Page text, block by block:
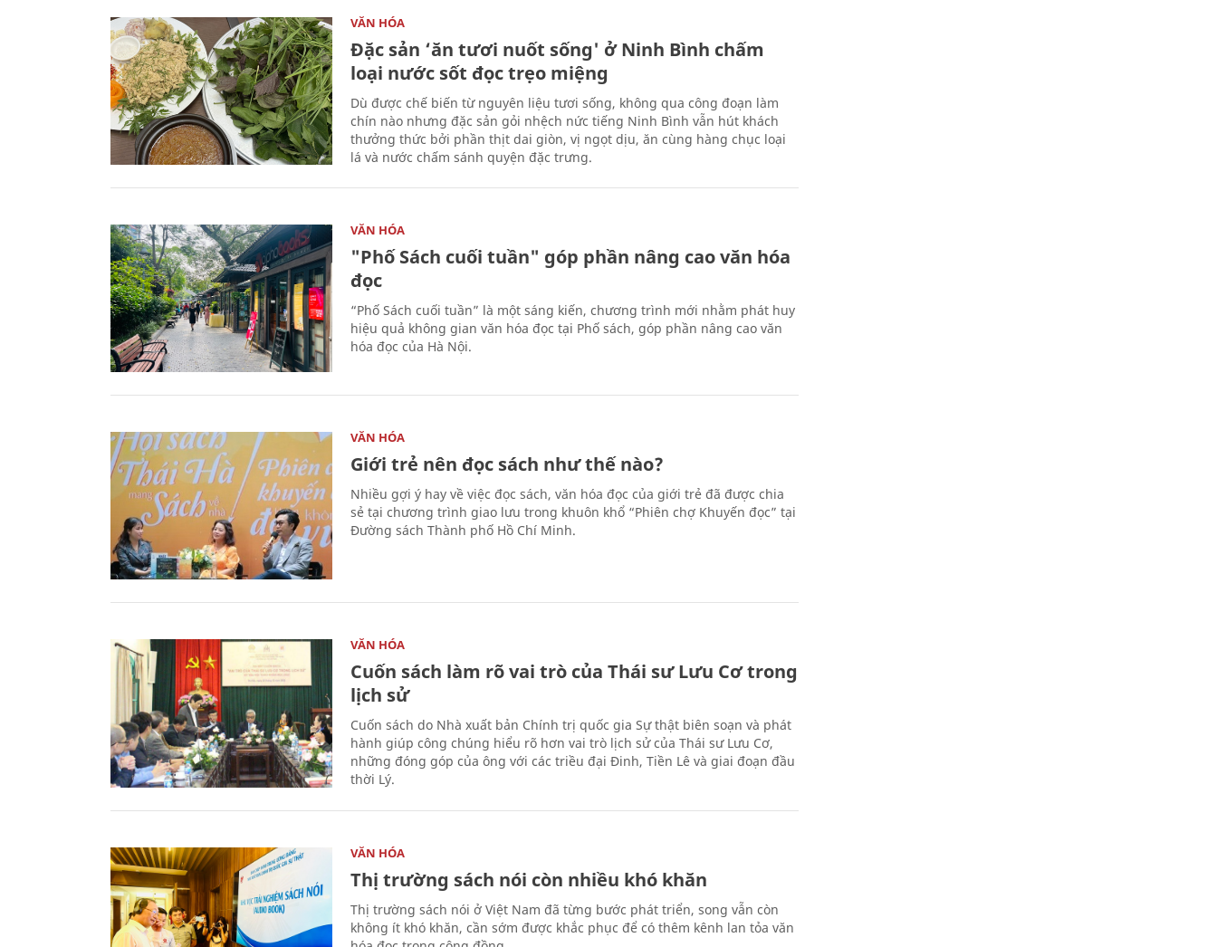
VĂN HÓA
Đặc sản ‘ăn tươi nuốt sống' ở Ninh Bình chấm
loại nước sốt đọc trẹo miệng
Dù được chế biến từ nguyên liệu tươi sống, không qua công đoạn làm
chín nào nhưng đặc sản gỏi nhệch nức tiếng Ninh Bình vẫn hút khách
thưởng thức bởi phần thịt dai giòn, vị ngọt dịu, ăn cùng hàng chục loại
lá và nước chấm sánh quyện đặc trưng.
VĂN HÓA
"Phố Sách cuối tuần" góp phần nâng cao văn hóa
đọc
“Phố Sách cuối tuần” là một sáng kiến, chương trình mới nhằm phát huy
hiệu quả không gian văn hóa đọc tại Phố sách, góp phần nâng cao văn
hóa đọc của Hà Nội.
VĂN HÓA
Giới trẻ nên đọc sách như thế nào?
Nhiều gợi ý hay về việc đọc sách, văn hóa đọc của giới trẻ đã được chia
sẻ tại chương trình giao lưu trong khuôn khổ “Phiên chợ Khuyến đọc” tại
Đường sách Thành phố Hồ Chí Minh.
VĂN HÓA
Cuốn sách làm rõ vai trò của Thái sư Lưu Cơ trong
lịch sử
Cuốn sách do Nhà xuất bản Chính trị quốc gia Sự thật biên soạn và phát
hành giúp công chúng hiểu rõ hơn vai trò lịch sử của Thái sư Lưu Cơ,
những đóng góp của ông với các triều đại Đinh, Tiền Lê và giai đoạn đầu
thời Lý.
VĂN HÓA
Thị trường sách nói còn nhiều khó khăn
Thị trường sách nói ở Việt Nam đã từng bước phát triển, song vẫn còn
không ít khó khăn, cần sớm được khắc phục để có thêm kênh lan tỏa văn